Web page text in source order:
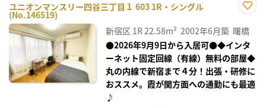
ユニオンマンスリー四谷三丁目１ 603 1R・シングル
(No.146519)
に入
り登
録
新宿区 1R22.58m² 2002年6月築 曙橋
●2026年9月9日から入居可●◆インタ
ーネット固定回線（有線）無料の部屋◆
丸の内線で新宿まで４分！出張・研修に
おススメ。霞が関方面への通勤にも最適
♪